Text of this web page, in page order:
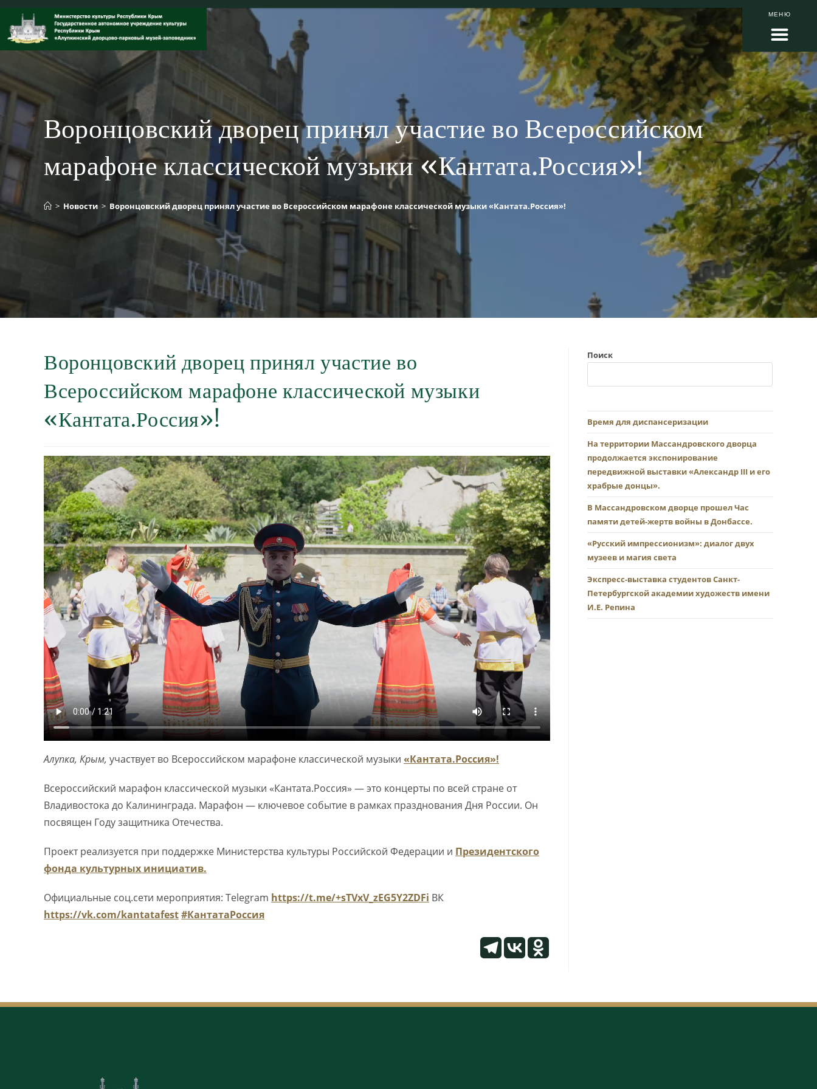
содержимому
МЕНЮ
Воронцовский дворец принял участие во Всероссийском
марафоне классической музыки «Кантата.Россия»!
> Новости > Воронцовский дворец принял участие во Всероссийском марафоне классической музыки «Кантата.Россия»!
Воронцовский дворец принял участие во
Всероссийском марафоне классической музыки
«Кантата.Россия»!
Алупка, Крым, участвует во Всероссийском марафоне классической музыки «Кантата.Россия»!
Всероссийский марафон классической музыки «Кантата.Россия» — это концерты по всей стране от
Владивостока до Калининграда. Марафон — ключевое событие в рамках празднования Дня России. Он
посвящен Году защитника Отечества.
Проект реализуется при поддержке Министерства культуры Российской Федерации и Президентского
фонда культурных инициатив.
Официальные соц.сети мероприятия: Telegram https://t.me/+sTVxV_zEG5Y2ZDFi ВК
https://vk.com/kantatafest#КантатаРоссия
Поиск
Время для диспансеризации
На территории Массандровского дворца
продолжается экспонирование
передвижной выставки «Александр III и его
храбрые донцы».
В Массандровском дворце прошел Час
памяти детей-жертв войны в Донбассе.
«Русский импрессионизм»: диалог двух
музеев и магия света
Экспресс-выставка студентов Санкт-
Петербургской академии художеств имени
И.Е. Репина